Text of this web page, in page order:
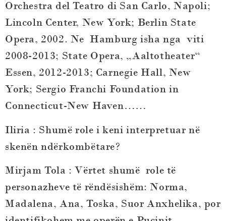
Orchestra del Teatro di San Carlo, Napoli;
Lincoln Center, New York; Berlin State
Opera, 2002. Ne Hamburg isha nga viti
2008-2013; State Opera, „Aaltotheater“
Essen, 2012-2013; Carnegie Hall, New
York; Sergio Franchi Foundation in
Connecticut-New Haven……
Iliria : Shumë role i keni interpretuar në
skenën ndërkombëtare?
Mirjam Tola : Vërtet shumë role të
personazheve të rëndësishëm: Norma,
Madalena, Ana, Toska, Suor Anxhelika, por